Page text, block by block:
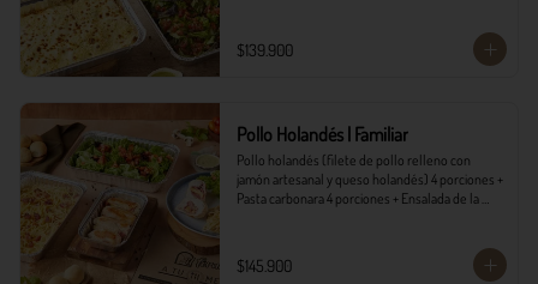
$139.900
Pollo Holandés | Familiar
Pollo holandés (filete de pollo relleno con
jamón artesanal y queso holandés) 4 porciones +
Pasta carbonara 4 porciones + Ensalada de la
$145.900